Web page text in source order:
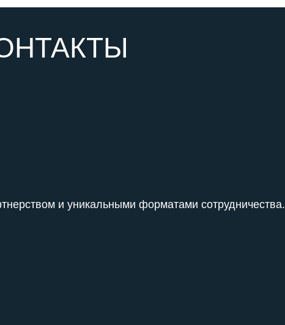
и уникальными форматами сотрудничества.